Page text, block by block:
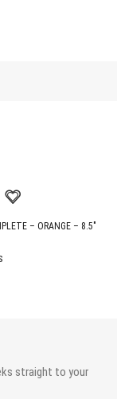
– ORANGE – 8.5″
straight to your